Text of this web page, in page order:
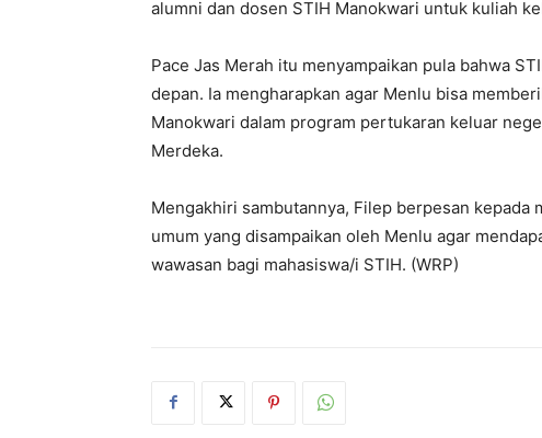
alumni dan dosen STIH Manokwari untuk kuliah
Pace Jas Merah itu menyampaikan pula bahwa
depan. Ia mengharapkan agar Menlu bisa
Manokwari dalam program pertukaran keluar
Merdeka.
Mengakhiri sambutannya, Filep berpesan
umum yang disampaikan oleh Menlu agar
wawasan bagi mahasiswa/i STIH. (WRP)